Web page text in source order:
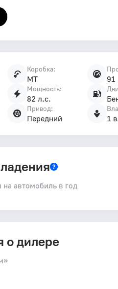
Коробка:
MT 91
Мощность:
82 л.с.
Привод:
Передний 1
автомобиль в год
о дилере